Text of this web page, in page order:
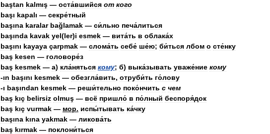
baştan kalmış — оста́вшийся от кого
başı kapalı — секре́тный
başına karalar bağlamak — си́льно печа́литься
başında kavak yel(ler)i esmek — вита́ть в облака́х
başını kayaya çarpmak — слома́ть себе́ ше́ю; би́ться лбом о сте́нку
baş kesen — головоре́з
baş kesmek — а) кла́няться кому; б) выка́зывать уваже́ние кому
-ın başını kesmek — обезгла́вить, отруби́ть го́лову
-ı başından kesmek — реши́тельно поко́нчить с чем
baş kıç belirsiz olmuş — всё пришло́ в по́лный беспоря́док
baş kıç vurmak — мор. испы́тывать ка́чку
başına kına yakmak — ликова́ть
baş kırmak — поклони́ться